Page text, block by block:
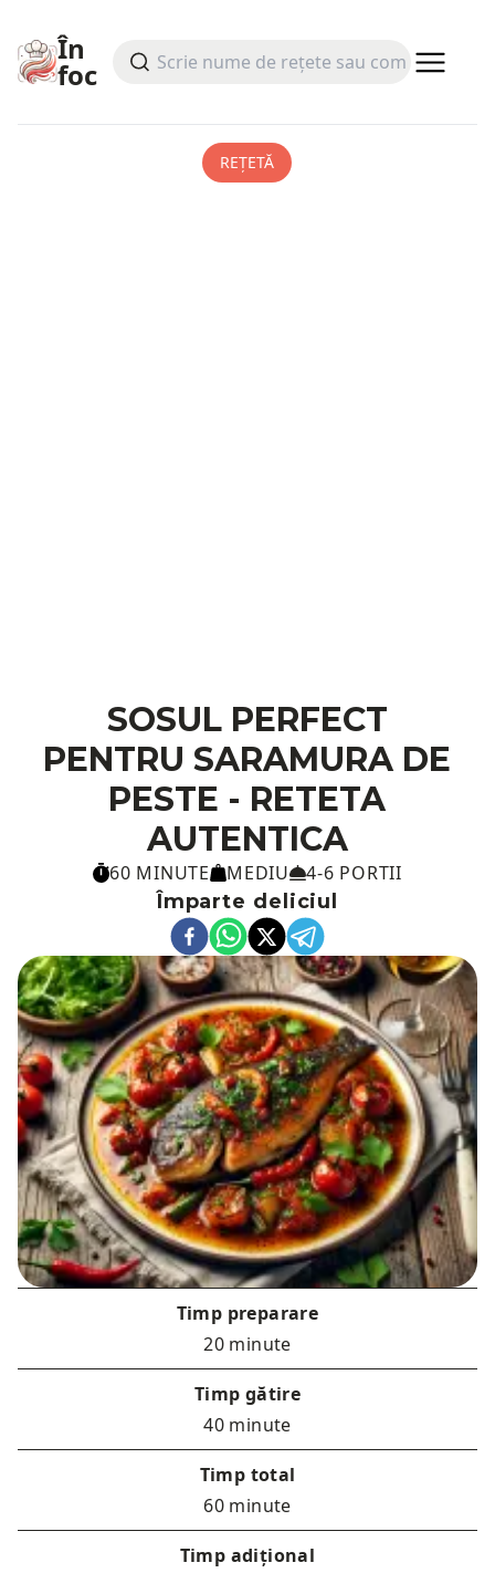
În
foc
REȚETĂ
SOSUL PERFECT
PENTRU SARAMURA DE
PESTE - RETETA
AUTENTICA
60 MINUTE MEDIU
4-6 PORTII
Împarte deliciul
Timp preparare
20 minute
Timp gătire
40 minute
Timp total
60 minute
Timp adițional